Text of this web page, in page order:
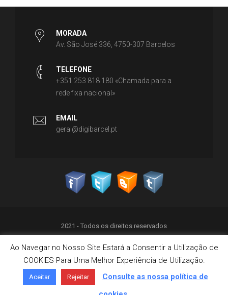
MORADA
Av. São José 336, 4750-307 Barcelos
TELEFONE
+351 253 818 180 «Chamada para a
rede fixa nacional»
EMAIL
geral@digibarcel.pt
2021 - Todos os direitos reservados
Política de Privacidade
Termos & Condições
Política de Cookies
Livro de Reclamações on-line
Ao Navegar no Nosso Site Estará a Consentir a Utilização de
COOKIES Para Uma Melhor Experiência de Utilização.
Aceitar Rejeitar
Consulte as nossa política de